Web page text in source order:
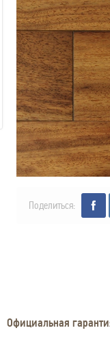
Поделиться:
Официальная